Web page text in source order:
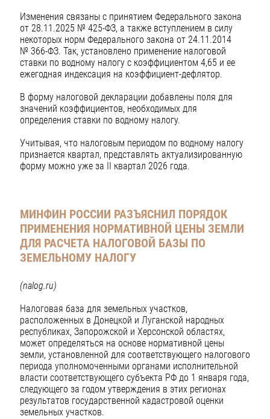
Изменения связаны с принятием Федерального закона
от 28.11.2025 № 425-ФЗ, а также вступлением в силу
некоторых норм Федерального закона от 24.11.2014
№ 366-ФЗ. Так, установлено применение налоговой
ставки по водному налогу с коэффициентом 4,65 и ее
ежегодная индексация на коэффициент-дефлятор.
В форму налоговой декларации добавлены поля для
значений коэффициентов, необходимых для
определения ставки по водному налогу.
Учитывая, что налоговым периодом по водному налогу
признается квартал, представлять актуализированную
форму можно уже за II квартал 2026 года.
МИНФИН РОССИИ РАЗЪЯСНИЛ ПОРЯДОК
ПРИМЕНЕНИЯ НОРМАТИВНОЙ ЦЕНЫ ЗЕМЛИ
ДЛЯ РАСЧЕТА НАЛОГОВОЙ БАЗЫ ПО
ЗЕМЕЛЬНОМУ НАЛОГУ
(nalog.ru)
Налоговая база для земельных участков,
расположенных в Донецкой и Луганской народных
республиках, Запорожской и Херсонской областях,
может определяться на основе нормативной цены
земли, установленной для соответствующего налогового
периода уполномоченными органами исполнительной
власти соответствующего субъекта РФ до 1 января года,
следующего за годом утверждения в этих регионах
результатов государственной кадастровой оценки
земельных участков.